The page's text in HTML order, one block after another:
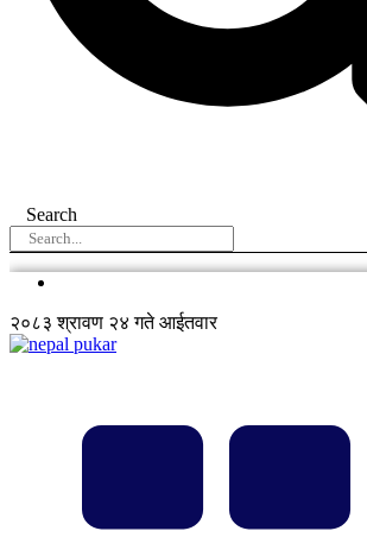
Search
२०८३ श्रावण २४ गते आईतवार